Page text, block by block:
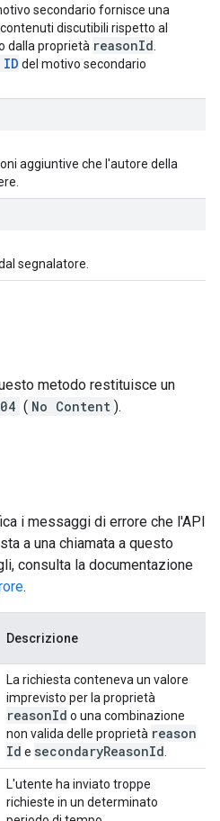
secondario fornisce una
discutibili rispetto al
dalla proprietà reasonId
del motivo secondario
aggiuntive che l'autore della
segnalatore.
metodo restituisce un
( No Content ).
i messaggi di errore che l'API
a una chiamata a questo
consulta la documentazione
.
Descrizione
La richiesta conteneva un valore
imprevisto per la proprietà
reasonId o una combinazione
non valida delle proprietà reason
Id e secondaryReasonId
L'utente ha inviato troppe
richieste in un determinato